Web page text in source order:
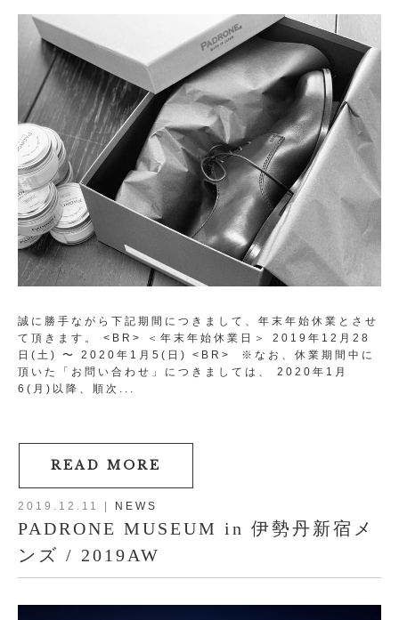
誠に勝手ながら下記期間につきまして、年末年始休業とさせ
て頂きます。 <BR> ＜年末年始休業日＞ 2019年12月28
日(土) 〜 2020年1月5(日) <BR> ※なお、休業期間中に
頂いた「お問い合わせ」につきましては、 2020年1月
6(月)以降、順次...
READ MORE
2019.12.11 NEWS
PADRONE MUSEUM in 伊勢丹新宿メ
ンズ / 2019AW